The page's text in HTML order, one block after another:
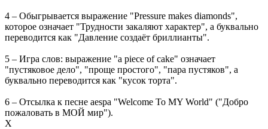
4 – Обыгрывается выражение "Pressure makes diamonds",
которое означает "Трудности закаляют характер", а буквально
переводится как "Давление создаёт бриллианты".
5 – Игра слов: выражение "a piece of cake" означает
"пустяковое дело", "проще простого", "пара пустяков", а
буквально переводится как "кусок торта".
6 – Отсылка к песне aespa "Welcome To MY World" ("Добро
пожаловать в МОЙ мир").
Х